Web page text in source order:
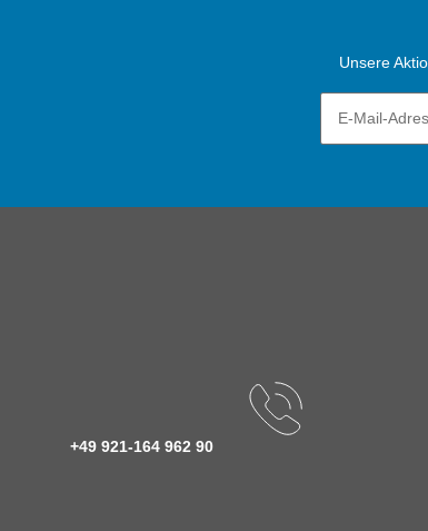
Unsere
+49 921-164 962 90